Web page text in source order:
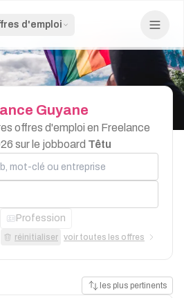
d'emploi
Guyane
offres d'emploi en Freelance
sur le jobboard Têtu
clé ou entreprise
Profession
réinitialiser voir toutes les offres
les plus pertinents